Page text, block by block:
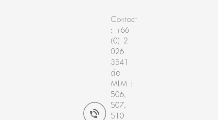
Contact
: +66
(0) 2
026
3541
ต่อ
MLM :
506,
507,
510